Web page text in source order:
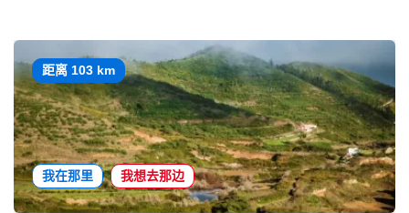
距离 103 km
我在那里 我想去那边